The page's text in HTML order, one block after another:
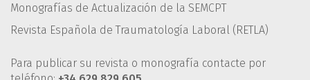
Monografías de Actualización de la SEMCPT
Revista Española de Traumatología Laboral (RETLA)
Para publicar su revista o monografía contacte por